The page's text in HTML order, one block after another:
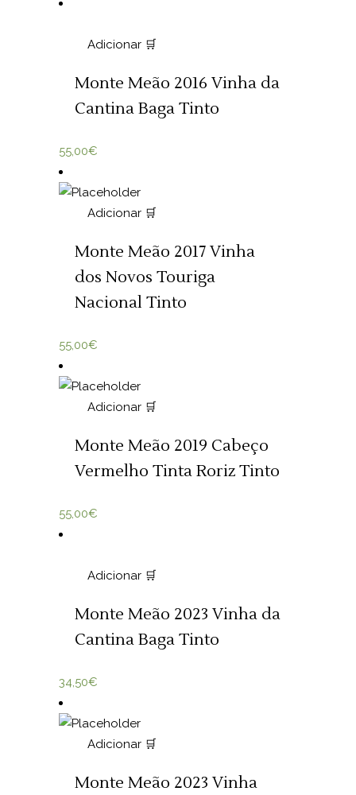
Adicionar 🛒
Monte Meão 2016 Vinha da
Cantina Baga Tinto
55,00€
Adicionar 🛒
Monte Meão 2017 Vinha
dos Novos Touriga
Nacional Tinto
55,00€
Adicionar 🛒
Monte Meão 2019 Cabeço
Vermelho Tinta Roriz Tinto
55,00€
Adicionar 🛒
Monte Meão 2023 Vinha da
Cantina Baga Tinto
34,50€
Adicionar 🛒
Monte Meão 2023 Vinha